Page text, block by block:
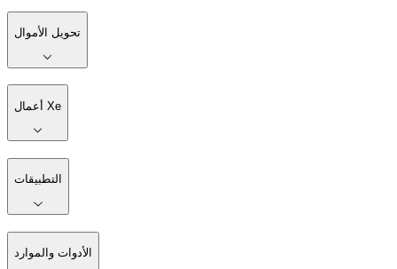
تحويل الأموال
أعمال Xe
التطبيقات
الأدوات والموارد